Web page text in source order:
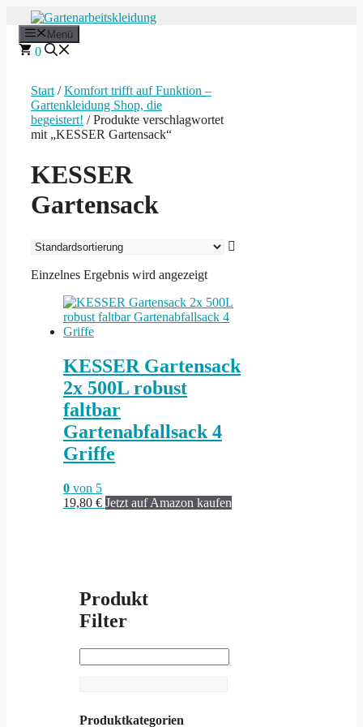
Inhalt
springen
Menü
0
Start /Komfort trifft auf Funktion –
Gartenkleidung Shop, die
begeistert! / Produkte verschlagwortet
mit „KESSER Gartensack“
KESSER
Gartensack
Einzelnes Ergebnis wird angezeigt
KESSER Gartensack
2x 500L robust
faltbar
Gartenabfallsack 4
Griffe
0 von 5
19,80 € Jetzt auf Amazon kaufen
Produkt
Filter
Produktkategorien